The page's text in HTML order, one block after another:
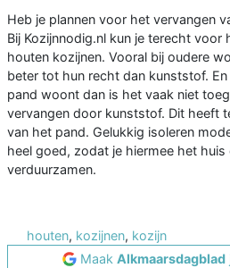
Heb je plannen voor het vervangen
Bij Kozijnnodig.nl kun je terecht voor
houten kozijnen. Vooral bij oudere
beter tot hun recht dan kunststof.
pand woont dan is het vaak niet
vervangen door kunststof. Dit heeft
van het pand. Gelukkig isoleren
heel goed, zodat je hiermee het
verduurzamen.
houten, kozijnen, kozijn
Maak Alkmaarsdagblad